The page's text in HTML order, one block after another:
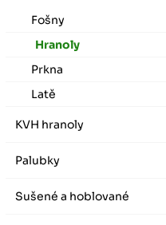
Fošny
Hranoly
Prkna
Latě
KVH hranoly
Palubky
Sušené a hoblované
+